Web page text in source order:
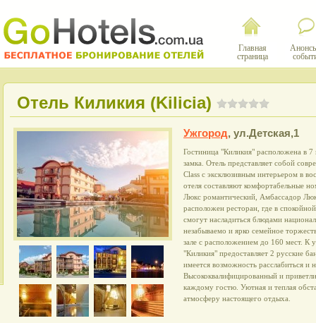
Главная
страница
Отель Киликия (Kilicia)
Ужгород, ул.Детская,1
Гостиница "Киликия" расположена в
замка. Отель представляет собой
Class с эксклюзивным интерьером в
отеля составляют комфортабельные
Люкс романтический, Амбассадор
расположен ресторан, где в
смогут насладиться блюдами
незабываемо и ярко семейное
зале с расположением до 160 мест. К
"Киликия" предоставляет 2 русские
имеется возможность расслабиться и
Высококвалифицированный и
каждому гостю. Уютная и теплая
атмосферу настоящего отдыха.